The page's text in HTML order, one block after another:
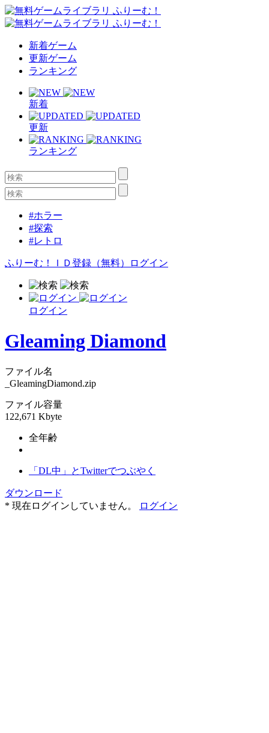
新着ゲーム
更新ゲーム
ランキング
新着
更新
ランキング
#ホラー
#探索
#レトロ
ふりーむ！ＩＤ登録（無料） ログイン
ログイン
Gleaming Diamond
ファイル名
_GleamingDiamond.zip
ファイル容量
122,671 Kbyte
全年齢
「DL中」とTwitterでつぶやく
ダウンロード
* 現在ログインしていません。
ログイン